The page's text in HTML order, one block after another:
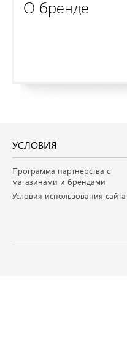
О бренде
УСЛОВИЯ
Программа партнерства с
магазинами и брендами
Условия использования сайта